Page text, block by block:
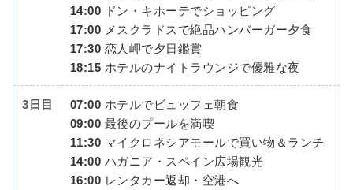
14:00 ドン・キホーテでショッピング
17:00 メスクラドスで絶品ハンバーガー夕食
17:30 恋人岬で夕日鑑賞
18:15 ホテルのナイトラウンジで優雅な夜
3日目 07:00 ホテルでビュッフェ朝食
09:00 最後のプールを満喫
11:30 マイクロネシアモールで買い物＆ランチ
14:00 ハガニア・スペイン広場観光
16:00 レンタカー返却・空港へ